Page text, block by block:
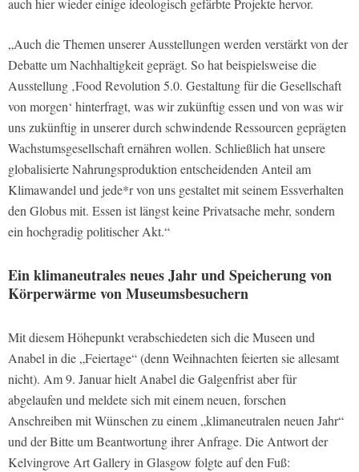
auch hier wieder einige ideologisch gefärbte Projekte hervor.
„Auch die Themen unserer Ausstellungen werden verstärkt von der
Debatte um Nachhaltigkeit geprägt. So hat beispielsweise die
Ausstellung ‚Food Revolution 5.0. Gestaltung für die Gesellschaft
von morgen‘ hinterfragt, was wir zukünftig essen und von was wir
uns zukünftig in unserer durch schwindende Ressourcen geprägten
Wachstumsgesellschaft ernähren wollen. Schließlich hat unsere
globalisierte Nahrungsproduktion entscheidenden Anteil am
Klimawandel und jede*r von uns gestaltet mit seinem Essverhalten
den Globus mit. Essen ist längst keine Privatsache mehr, sondern
ein hochgradig politischer Akt.“
Ein klimaneutrales neues Jahr und Speicherung von
Körperwärme von Museumsbesuchern
Mit diesem Höhepunkt verabschiedeten sich die Museen und
Anabel in die „Feiertage“ (denn Weihnachten feierten sie allesamt
nicht). Am 9. Januar hielt Anabel die Galgenfrist aber für
abgelaufen und meldete sich mit einem neuen, forschen
Anschreiben mit Wünschen zu einem „klimaneutralen neuen Jahr“
und der Bitte um Beantwortung ihrer Anfrage. Die Antwort der
Kelvingrove Art Gallery in Glasgow folgte auf den Fuß: